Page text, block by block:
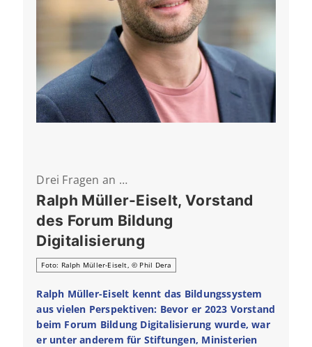
Drei Fragen an …
Ralph Müller-Eiselt, Vorstand
des Forum Bildung
Digitalisierung
Foto: Ralph Müller-Eiselt, © Phil Dera
Ralph Müller-Eiselt kennt das Bildungssystem
aus vielen Perspektiven: Bevor er 2023 Vorstand
beim Forum Bildung Digitalisierung wurde, war
er unter anderem für Stiftungen, Ministerien